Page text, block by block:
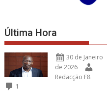
Última Hora
30 de Janeiro
de 2026
Redacção F8
1